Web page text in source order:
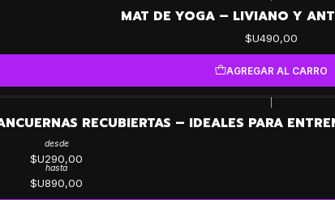
MAT DE YOGA – LIVIANO Y
$U490,00
AGREGAR AL CARRO
RECUBIERTAS – IDEALES PARA
desde
$U290,00
hasta
$U890,00